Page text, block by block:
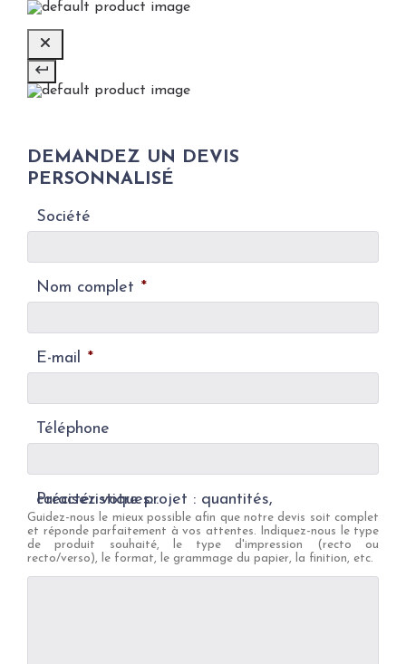
DEMANDEZ UN DEVIS
PERSONNALISÉ
Société
Nom complet *
E-mail *
Téléphone
Précisez votre projet : quantités, caractéristiques...
Guidez-nous le mieux possible afin que notre devis soit complet
et réponde parfaitement à vos attentes. Indiquez-nous le type
de produit souhaité, le type d'impression (recto ou
recto/verso), le format, le grammage du papier, la finition, etc.